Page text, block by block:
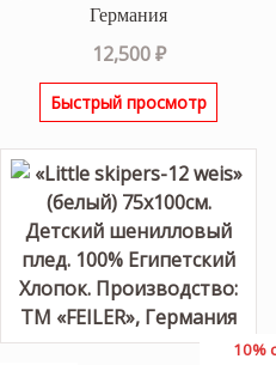
Германия
12,500₽
Быстрый просмотр
10%